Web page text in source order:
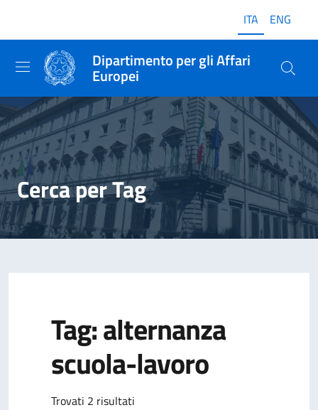
ITA ENG
Dipartimento per gli Affari
Europei
Cerca per Tag
Tag: alternanza
scuola-lavoro
Trovati 2 risultati